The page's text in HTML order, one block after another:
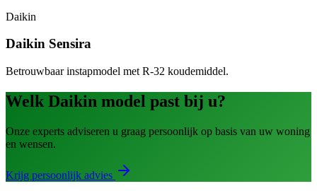
Daikin
Daikin Sensira
Betrouwbaar instapmodel met R-32 koudemiddel.
Welk Daikin model past bij u?
Onze experts adviseren u graag persoonlijk op basis van uw woning
en wensen.
Krijg persoonlijk advies